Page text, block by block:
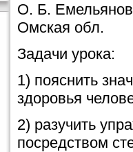
О. Б.
Омская обл.
Задачи урока:
1) пояснить
здоровья
2) разучить
посредством